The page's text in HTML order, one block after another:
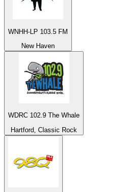
WNHH-LP 103.5 FM
New Haven
WDRC 102.9 The Whale
Hartford, Classic Rock